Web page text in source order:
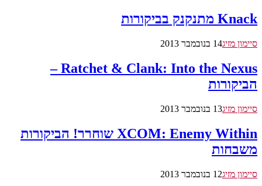
Knack מתנקנק בביקורות
סיימון מזיג14 בנובמבר 2013
Ratchet & Clank: Into the Nexus –
הביקורות
סיימון מזיג13 בנובמבר 2013
XCOM: Enemy Within שוחרר! הביקורות
משבחות
סיימון מזיג12 בנובמבר 2013